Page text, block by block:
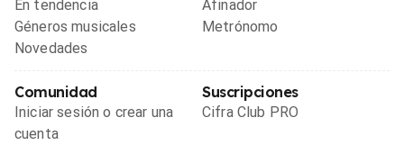
En tendencia
Géneros musicales
Novedades
Afinador
Metrónomo
Comunidad
Iniciar sesión o crear una
cuenta
Suscripciones
Cifra Club PRO